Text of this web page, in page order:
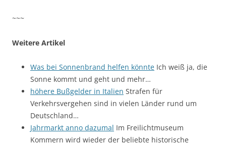
~~~
Weitere Artikel
Was bei Sonnenbrand helfen könnte Ich weiß ja, die
Sonne kommt und geht und mehr…
höhere Bußgelder in Italien Strafen für
Verkehrsvergehen sind in vielen Länder rund um
Deutschland…
Jahrmarkt anno dazumal Im Freilichtmuseum
Kommern wird wieder der beliebte historische